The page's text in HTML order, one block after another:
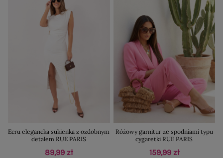
Ecru elegancka sukienka z ozdobnym
detalem RUE PARIS
89,99 zł
Różowy garnitur ze spodniami typu
cygaretki RUE PARIS
159,99 zł